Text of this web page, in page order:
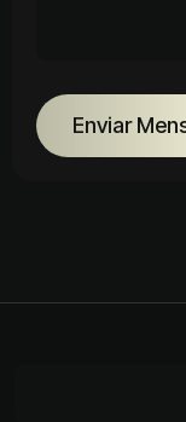
Enviar